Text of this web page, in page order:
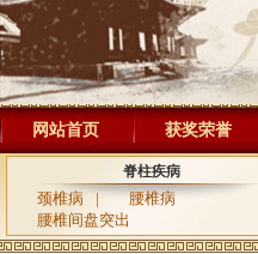
网站首页 获奖荣誉
脊柱疾病
颈椎病 |
腰椎病
腰椎间盘突出